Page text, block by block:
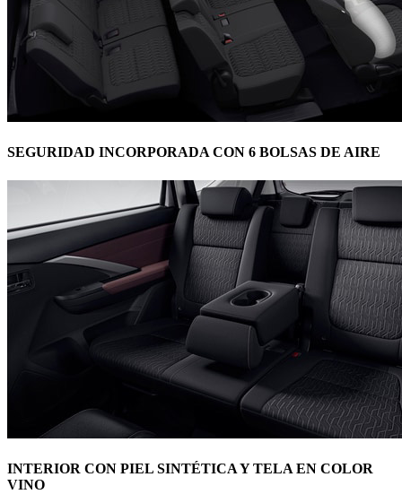
SEGURIDAD INCORPORADA CON 6 BOLSAS DE AIRE
INTERIOR CON PIEL SINTÉTICA Y TELA EN COLOR
VINO